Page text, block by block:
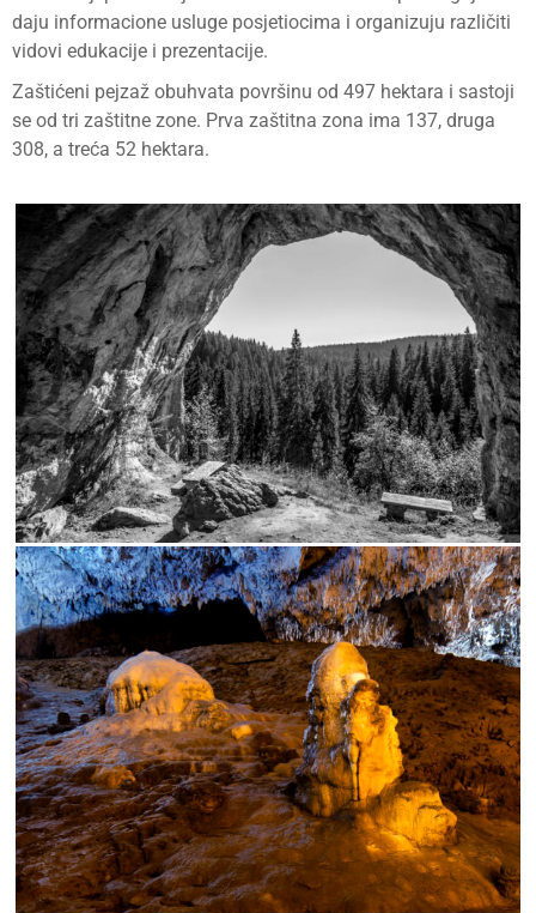
daju informacione usluge posjetiocima i organizuju različiti
vidovi edukacije i prezentacije.
Zaštićeni pejzaž obuhvata površinu od 497 hektara i sastoji
se od tri zaštitne zone. Prva zaštitna zona ima 137, druga
308, a treća 52 hektara.